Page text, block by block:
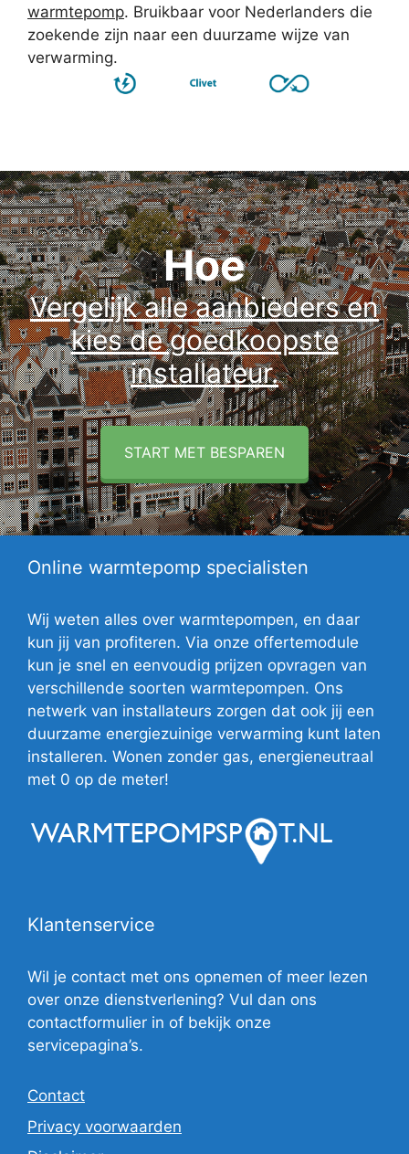
warmtepomp. Bruikbaar voor Nederlanders die
zoekende zijn naar een duurzame wijze van
verwarming.
Hoe
Vergelijk alle aanbieders en
kies de goedkoopste
installateur.
START MET BESPAREN
Online warmtepomp specialisten
Wij weten alles over warmtepompen, en daar
kun jij van profiteren. Via onze offertemodule
kun je snel en eenvoudig prijzen opvragen van
verschillende soorten warmtepompen. Ons
netwerk van installateurs zorgen dat ook jij een
duurzame energiezuinige verwarming kunt laten
installeren. Wonen zonder gas, energieneutraal
met 0 op de meter!
Klantenservice
Wil je contact met ons opnemen of meer lezen
over onze dienstverlening? Vul dan ons
contactformulier in of bekijk onze
servicepagina’s.
Contact
Privacy voorwaarden